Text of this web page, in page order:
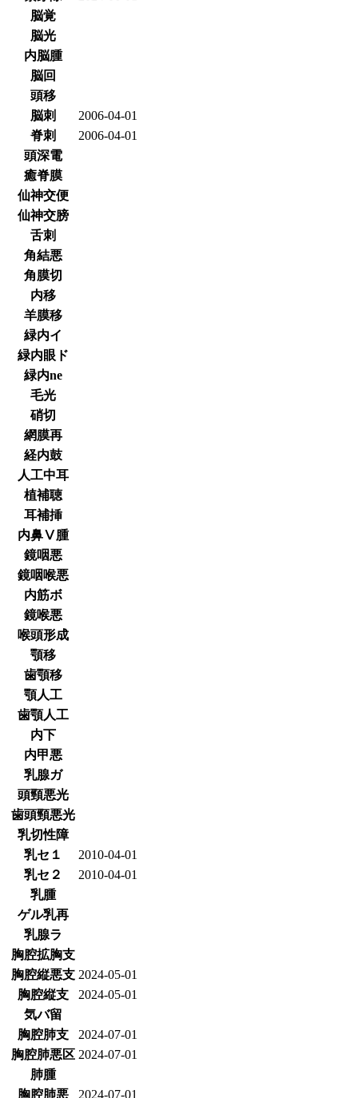
脳覚
脳光
内脳腫
脳回
頭移
脳刺
2006-04-01
脊刺
2006-04-01
頭深電
癒脊膜
仙神交便
仙神交膀
舌刺
角結悪
角膜切
内移
羊膜移
緑内イ
緑内眼ド
緑内ne
毛光
硝切
網膜再
経内鼓
人工中耳
植補聴
耳補挿
内鼻Ⅴ腫
鏡咽悪
鏡咽喉悪
内筋ボ
鏡喉悪
喉頭形成
顎移
歯顎移
顎人工
歯顎人工
内下
内甲悪
乳腺ガ
頭頸悪光
歯頭頸悪光
乳切性障
乳セ１
2010-04-01
乳セ２
2010-04-01
乳腫
ゲル乳再
乳腺ラ
胸腔拡胸支
胸腔縦悪支 2024-05-01
胸腔縦支
2024-05-01
気バ留
胸腔肺支
2024-07-01
胸腔肺悪区 2024-07-01
肺腫
胸腔肺悪
2024-07-01